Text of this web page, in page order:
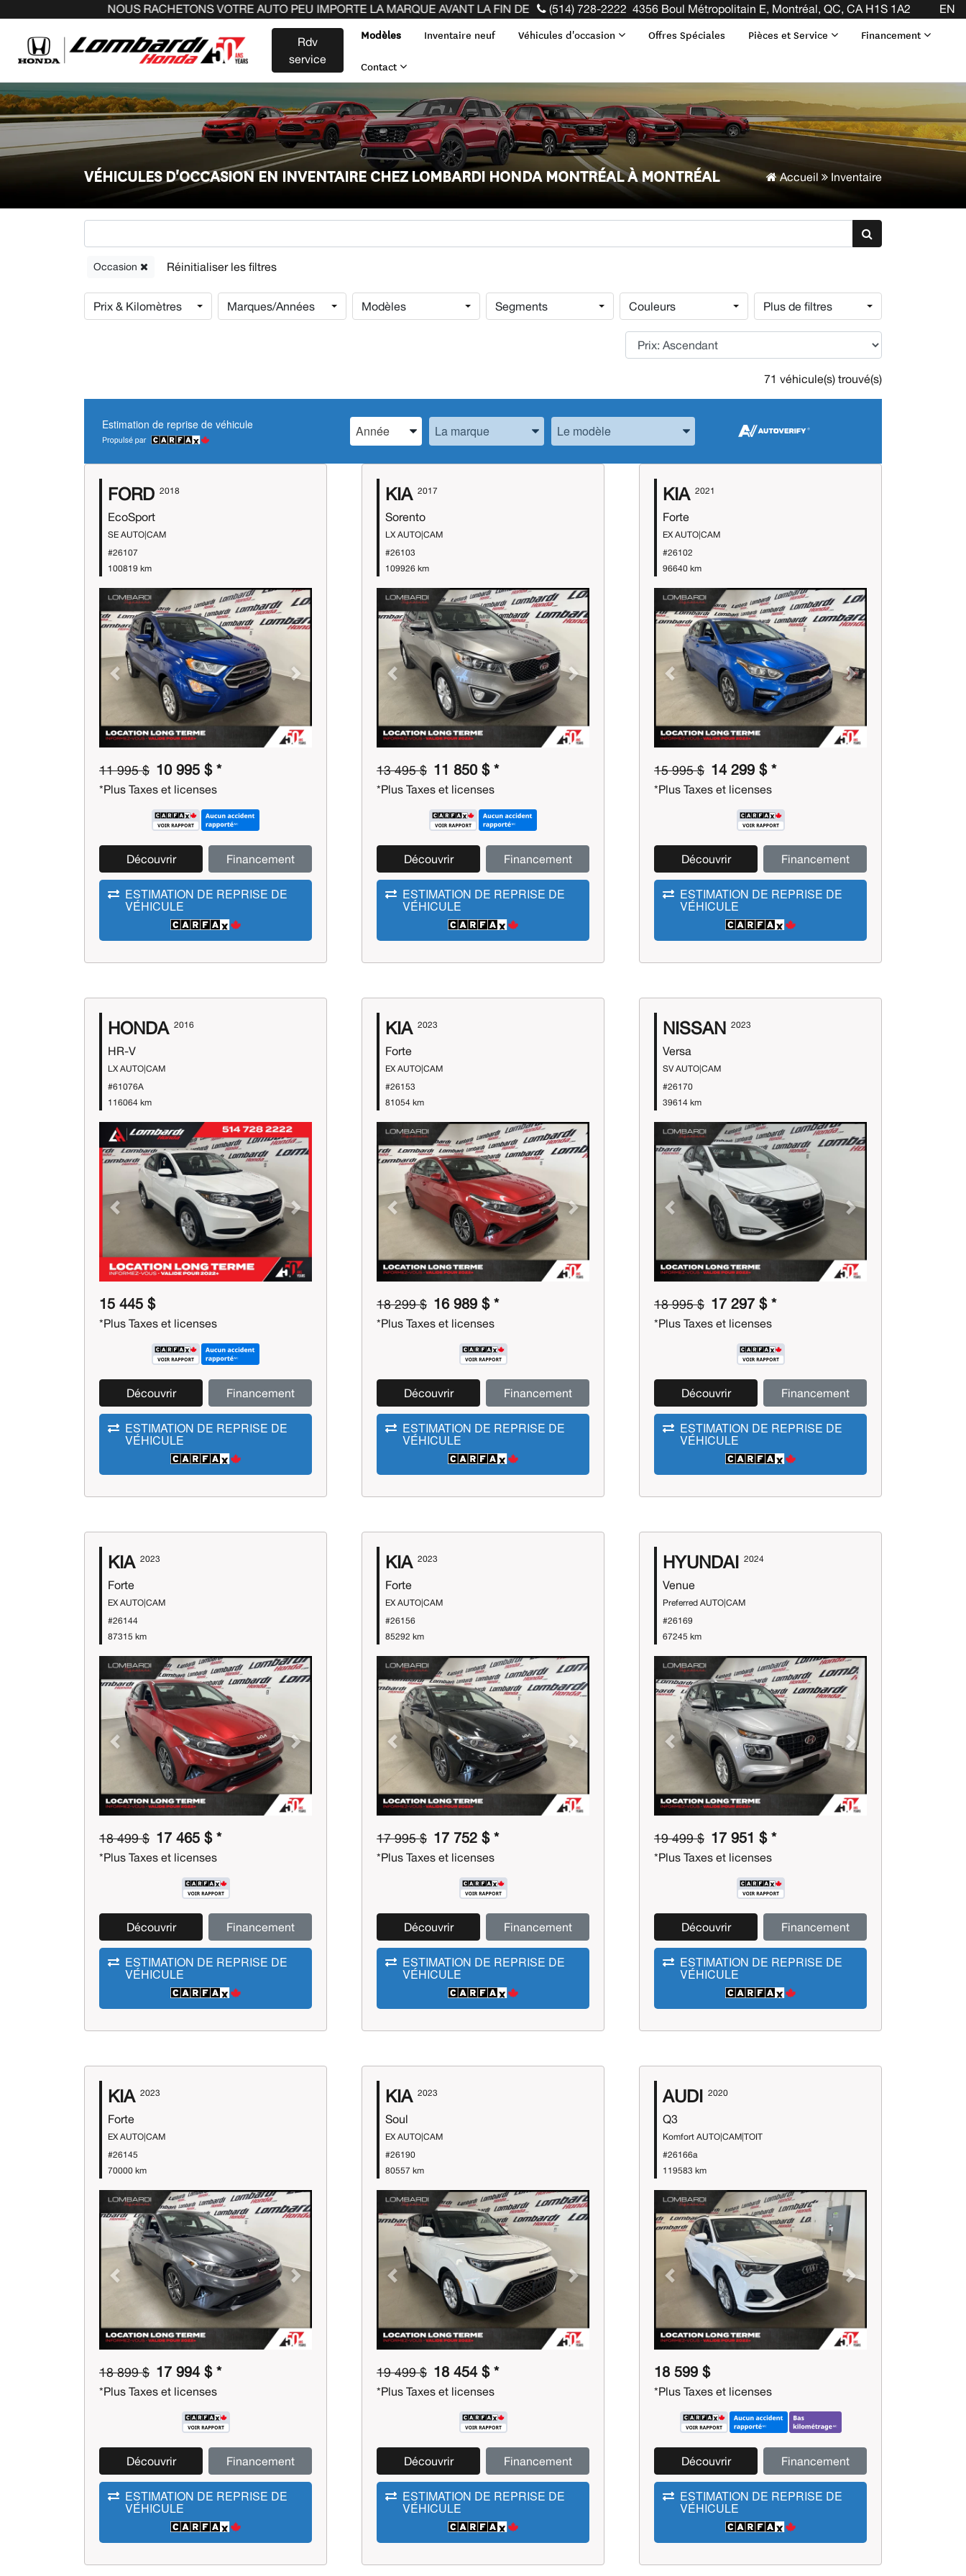
NOUS RACHETONS VOTRE AUTO PEU IMPORTE LA MARQUE AVANT LA FIN DE VOTRE BAIL ! CLIQUEZ ICI
(514) 728-2222 4356 Boul Métropolitain E, Montréal, QC, CA H1S 1A2 EN
Rdv
service
Modèles Inventaire neuf Véhicules d'occasion Offres Spéciales Pièces et Service Financement
Contact
Accueil Inventaire
VÉHICULES D'OCCASION EN INVENTAIRE CHEZ LOMBARDI HONDA MONTRÉAL À MONTRÉAL
Occasion
Prix & Kilomètres Marques/Années Modèles Segments Couleurs Plus de filtres
71 véhicule(s) trouvé(s)
Estimation de reprise de véhicule Spécifiez l’Année, la Marque et le Modèle
Spécifiez l’Année, la Marque et le ModèleSpécifiez l’Année, la Marque et le Modèle
FORD 2018
EcoSport
SE AUTO|CAM
#26107
100819 km
Previous Next
11 995 $ 10 995 $ *
*Plus Taxes et licenses
Découvrir Financement
ESTIMATION DE REPRISE DE
VÉHICULE
KIA 2017
Sorento
LX AUTO|CAM
#26103
109926 km
Previous Next
13 495 $ 11 850 $ *
*Plus Taxes et licenses
Découvrir Financement
ESTIMATION DE REPRISE DE
VÉHICULE
KIA 2021
Forte
EX AUTO|CAM
#26102
96640 km
Previous Next
15 995 $ 14 299 $ *
*Plus Taxes et licenses
Découvrir Financement
ESTIMATION DE REPRISE DE
VÉHICULE
HONDA 2016
HR-V
LX AUTO|CAM
#61076A
116064 km
Previous Next
15 445 $
*Plus Taxes et licenses
Découvrir Financement
ESTIMATION DE REPRISE DE
VÉHICULE
KIA 2023
Forte
EX AUTO|CAM
#26153
81054 km
Previous Next
18 299 $ 16 989 $ *
*Plus Taxes et licenses
Découvrir Financement
ESTIMATION DE REPRISE DE
VÉHICULE
NISSAN 2023
Versa
SV AUTO|CAM
#26170
39614 km
Previous Next
18 995 $ 17 297 $ *
*Plus Taxes et licenses
Découvrir Financement
ESTIMATION DE REPRISE DE
VÉHICULE
KIA 2023
Forte
EX AUTO|CAM
#26144
87315 km
Previous Next
18 499 $ 17 465 $ *
*Plus Taxes et licenses
Découvrir Financement
ESTIMATION DE REPRISE DE
VÉHICULE
KIA 2023
Forte
EX AUTO|CAM
#26156
85292 km
Previous Next
17 995 $ 17 752 $ *
*Plus Taxes et licenses
Découvrir Financement
ESTIMATION DE REPRISE DE
VÉHICULE
HYUNDAI 2024
Venue
Preferred AUTO|CAM
#26169
67245 km
Previous Next
19 499 $ 17 951 $ *
*Plus Taxes et licenses
Découvrir Financement
ESTIMATION DE REPRISE DE
VÉHICULE
KIA 2023
Forte
EX AUTO|CAM
#26145
70000 km
Previous Next
18 899 $ 17 994 $ *
*Plus Taxes et licenses
Découvrir Financement
ESTIMATION DE REPRISE DE
VÉHICULE
KIA 2023
Soul
EX AUTO|CAM
#26190
80557 km
Previous Next
19 499 $ 18 454 $ *
*Plus Taxes et licenses
Découvrir Financement
ESTIMATION DE REPRISE DE
VÉHICULE
AUDI 2020
Q3
Komfort AUTO|CAM|TOIT
#26166a
119583 km
Previous Next
18 599 $
*Plus Taxes et licenses
Découvrir Financement
ESTIMATION DE REPRISE DE
VÉHICULE